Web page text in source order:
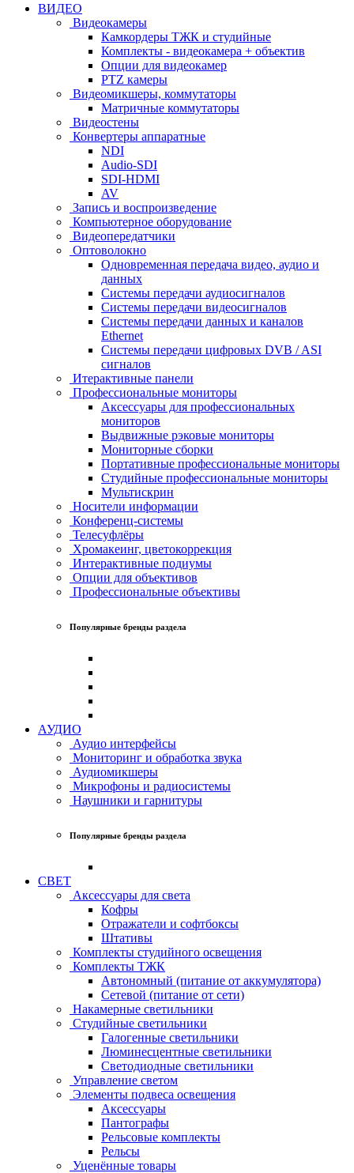
ВИДЕО
Видеокамеры
Камкордеры ТЖК и студийные
Комплекты - видеокамера + объектив
Опции для видеокамер
PTZ камеры
Видеомикшеры, коммутаторы
Матричные коммутаторы
Видеостены
Конвертеры аппаратные
NDI
Audio-SDI
SDI-HDMI
AV
Запись и воспроизведение
Компьютерное оборудование
Видеопередатчики
Оптоволокно
Одновременная передача видео, аудио и
данных
Системы передачи аудиосигналов
Системы передачи видеосигналов
Системы передачи данных и каналов
Ethernet
Системы передачи цифровых DVB / ASI
сигналов
Итерактивные панели
Профессиональные мониторы
Аксессуары для профессиональных
мониторов
Выдвижные рэковые мониторы
Мониторные сборки
Портативные профессиональные мониторы
Студийные профессиональные мониторы
Мультискрин
Носители информации
Конференц-системы
Телесуфлёры
Хромакеинг, цветокоррекция
Интерактивные подиумы
Опции для объективов
Профессиональные объективы
Популярные бренды раздела
АУДИО
Аудио интерфейсы
Мониторинг и обработка звука
Аудиомикшеры
Микрофоны и радиосистемы
Наушники и гарнитуры
Популярные бренды раздела
СВЕТ
Аксессуары для света
Кофры
Отражатели и софтбоксы
Штативы
Комплекты студийного освещения
Комплекты ТЖК
Автономный (питание от аккумулятора)
Сетевой (питание от сети)
Накамерные светильники
Студийные светильники
Галогенные светильники
Люминесцентные светильники
Светодиодные светильники
Управление светом
Элементы подвеса освещения
Аксессуары
Пантографы
Рельсовые комплекты
Рельсы
Уценённые товары